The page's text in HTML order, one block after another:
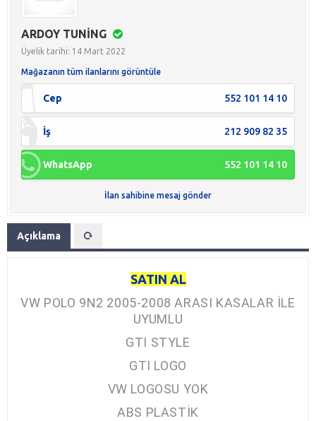
ARDOY TUNİNG
Üyelik tarihi: 14 Mart 2022
Mağazanın tüm ilanlarını görüntüle
Cep 552 101 14 10
İş 212 909 82 35
WhatsApp 552 101 14 10
İlan sahibine mesaj gönder
Açıklama
SATIN AL
VW POLO 9N2 2005-2008 ARASI KASALAR İLE
UYUMLU
GTI STYLE
GTI LOGO
VW LOGOSU YOK
ABS PLASTİK